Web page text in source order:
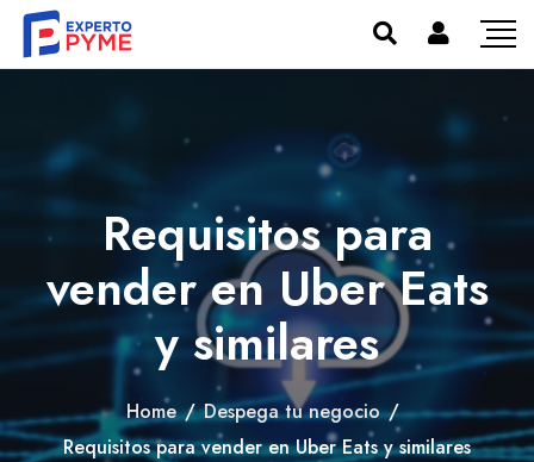
Requisitos para
vender en Uber Eats
y similares
Home / Despega tu negocio /
Requisitos para vender en Uber Eats y similares